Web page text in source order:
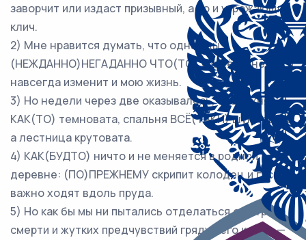
заворчит или издаст призывный, а то и угрожающий
клич.
2) Мне нравится думать, что однажды
(НЕЖДАННО)НЕГАДАННО ЧТО(ТО) упадёт с небес и
навсегда изменит и мою жизнь.
3) Но недели через две оказывалось, что кухня
КАК(ТО) темновата, спальня ВСЁ(ТАКИ) шумновата,
а лестница крутовата.
4) КАК(БУДТО) ничто и не меняется в родной
деревне: (ПО)ПРЕЖНЕМУ скрипит колодец и гуси
важно ходят вдоль пруда.
5) Но как бы мы ни пытались отделаться от страха
смерти и жутких предчувствий грядущего конца —